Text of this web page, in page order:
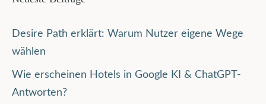
Desire Path erklärt: Warum Nutzer eigene Wege
wählen
Wie erscheinen Hotels in Google KI & ChatGPT-
Antworten?